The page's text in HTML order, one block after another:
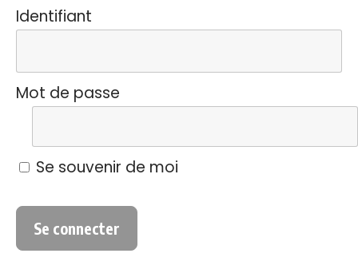
Identifiant
Mot de passe
Se souvenir de moi